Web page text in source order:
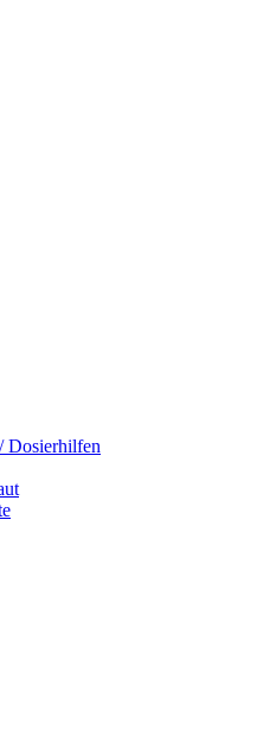
Dosierhilfen